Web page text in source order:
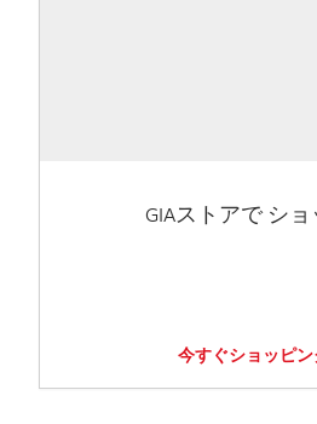
GIAストアで シ
今すぐショッピ